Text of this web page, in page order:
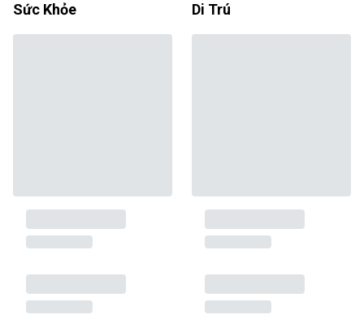
Sức Khỏe Di Trú